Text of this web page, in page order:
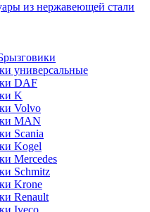
из нержавеющей стали
универсальные
DAF
K
Volvo
MAN
Scania
Kogel
Mercedes
Schmitz
Krone
Renault
Iveco